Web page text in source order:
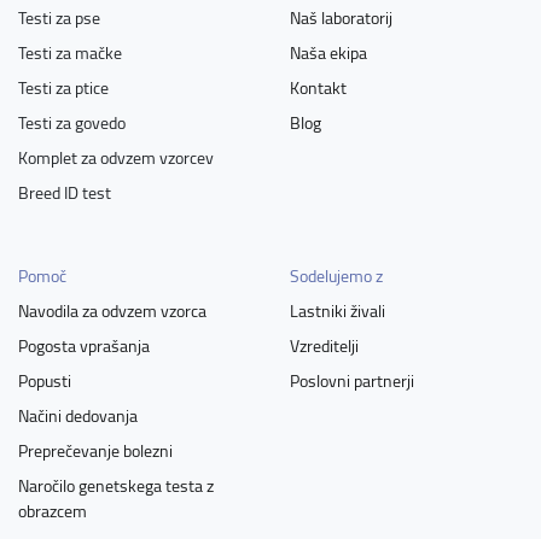
Testi za pse
Testi za mačke
Testi za ptice
Testi za govedo
Komplet za odvzem vzorcev
Breed ID test
Naš laboratorij
Naša ekipa
Kontakt
Blog
Pomoč
Navodila za odvzem vzorca
Pogosta vprašanja
Popusti
Načini dedovanja
Preprečevanje bolezni
Naročilo genetskega testa z
obrazcem
Sodelujemo z
Lastniki živali
Vzreditelji
Poslovni partnerji